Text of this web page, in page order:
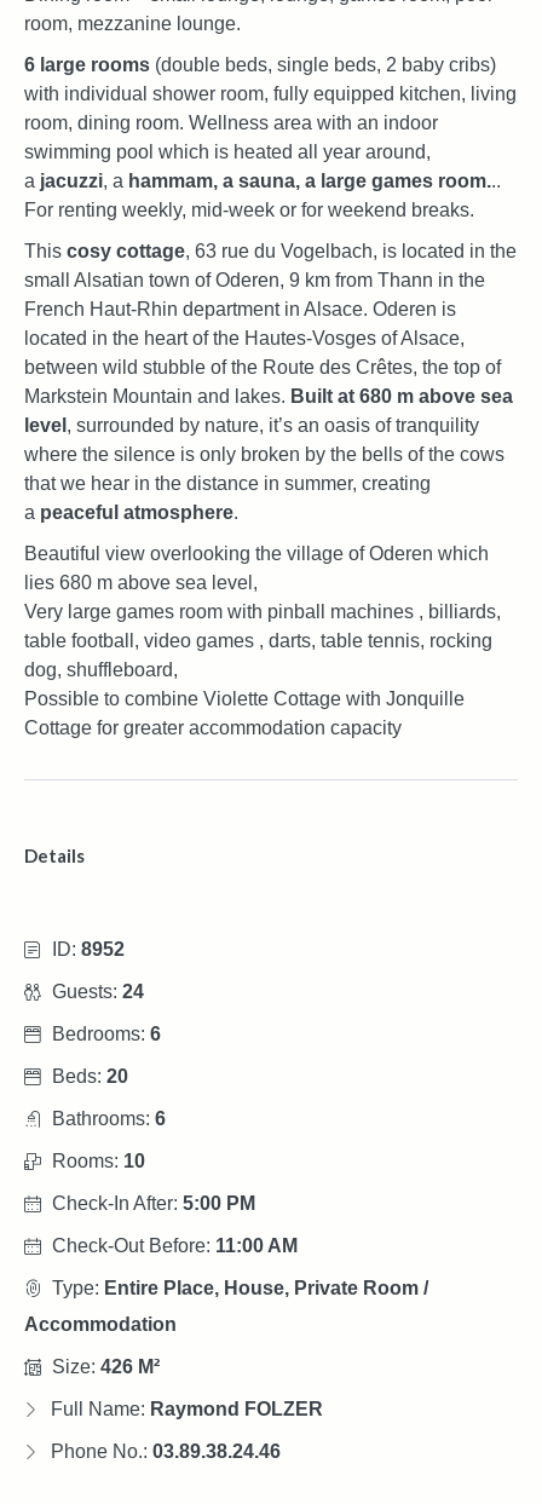
room, mezzanine lounge.
6 large rooms (double beds, single beds, 2 baby cribs)
with individual shower room, fully equipped kitchen, living
room, dining room. Wellness area with an indoor
swimming pool which is heated all year around,
a jacuzzi, a hammam, a sauna, a large games room...
For renting weekly, mid-week or for weekend breaks.
This cosy cottage, 63 rue du Vogelbach, is located in the
small Alsatian town of Oderen, 9 km from Thann in the
French Haut-Rhin department in Alsace. Oderen is
located in the heart of the Hautes-Vosges of Alsace,
between wild stubble of the Route des Crêtes, the top of
Markstein Mountain and lakes. Built at 680 m above sea
level , surrounded by nature, it’s an oasis of tranquility
where the silence is only broken by the bells of the cows
that we hear in the distance in summer, creating
a peaceful atmosphere.
Beautiful view overlooking the village of Oderen which
lies 680 m above sea level,
Very large games room with pinball machines , billiards,
table football, video games , darts, table tennis, rocking
dog, shuffleboard,
Possible to combine Violette Cottage with Jonquille
Cottage for greater accommodation capacity
Details
ID: 8952
Guests: 24
Bedrooms: 6
Beds: 20
Bathrooms: 6
Rooms: 10
Check-In After: 5:00 PM
Check-Out Before: 11:00 AM
Type: Entire Place, House, Private Room /
Accommodation
Size: 426 M²
Full Name: Raymond FOLZER
Phone No.: 03.89.38.24.46